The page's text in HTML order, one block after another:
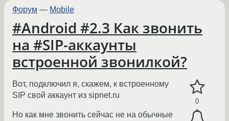
Форум — Mobile
#Android #2.3 Как звонить
на #SIP-аккаунты
встроенной звонилкой?
0
Вот, подключил я, скажем, к встроенному
SIP свой аккаунт из sipnet.ru
Но как мне звонить сейчас не на обычные